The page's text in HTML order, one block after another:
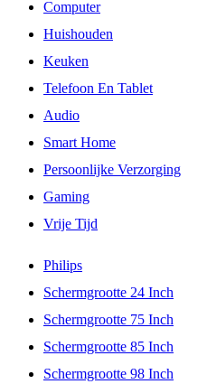
Computer
Huishouden
Keuken
Telefoon En Tablet
Audio
Smart Home
Persoonlijke Verzorging
Gaming
Vrije Tijd
Philips
Schermgrootte 24 Inch
Schermgrootte 75 Inch
Schermgrootte 85 Inch
Schermgrootte 98 Inch